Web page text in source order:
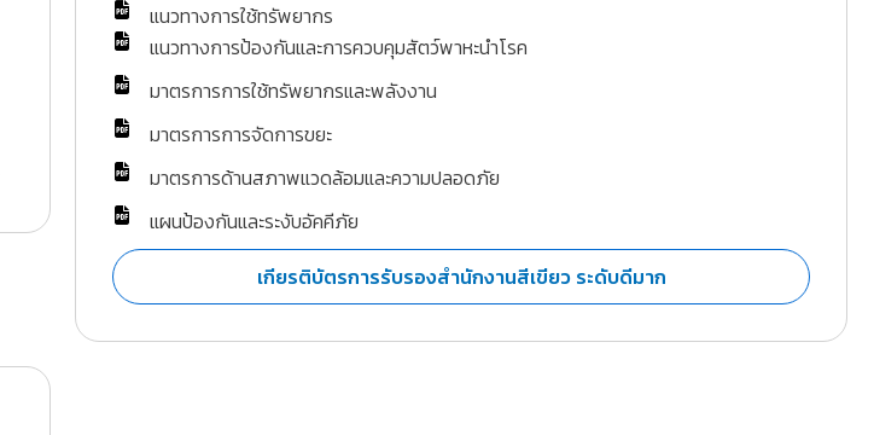
แนวทางการใช้ทรัพยากร
แนวทางการป้องกันและการควบคุมสัตว์พาหะนําโรค
มาตรการการใช้ทรัพยากรและพลังงาน
มาตรการการจัดการขยะ
มาตรการด้านสภาพแวดล้อมและความปลอดภัย
แผนป้องกันและระงับอัคคีภัย
เกียรติบัตรการรับรองสำนักงานสีเขียว ระดับดีมาก